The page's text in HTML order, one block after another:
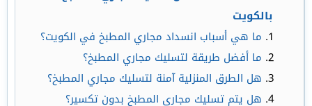
بالكويت
ما هي أسباب انسداد مجاري المطبخ في الكويت؟
ما أفضل طريقة لتسليك مجاري المطبخ؟
هل الطرق المنزلية آمنة لتسليك مجاري المطبخ؟
هل يتم تسليك مجاري المطبخ بدون تكسير؟